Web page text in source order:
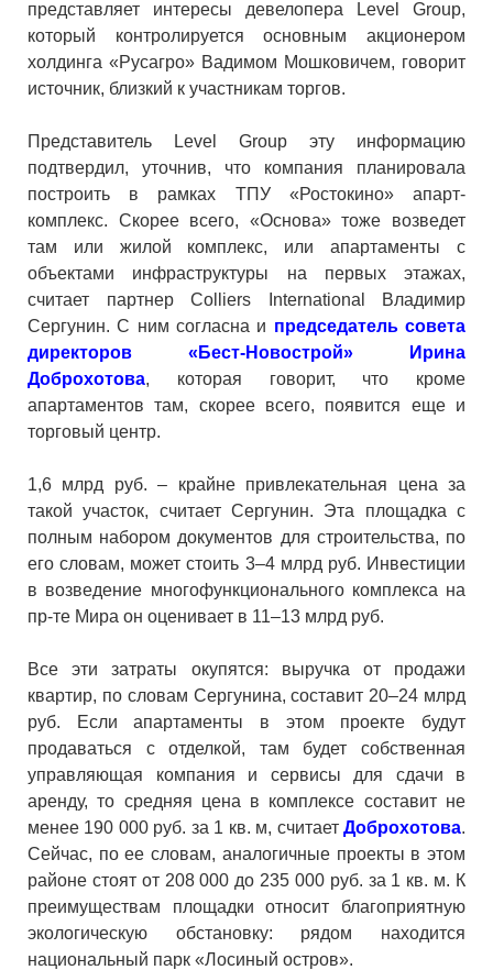
представляет интересы девелопера Level Group,
который контролируется основным акционером
холдинга «Русагро» Вадимом Мошковичем, говорит
источник, близкий к участникам торгов.
Представитель Level Group эту информацию
подтвердил, уточнив, что компания планировала
построить в рамках ТПУ «Ростокино» апарт-
комплекс. Скорее всего, «Основа» тоже возведет
там или жилой комплекс, или апартаменты с
объектами инфраструктуры на первых этажах,
считает партнер Colliers International Владимир
Сергунин. С ним согласна и председатель совета
директоров «Бест-Новострой» Ирина
Доброхотова, которая говорит, что кроме
апартаментов там, скорее всего, появится еще и
торговый центр.
1,6 млрд руб. – крайне привлекательная цена за
такой участок, считает Сергунин. Эта площадка с
полным набором документов для строительства, по
его словам, может стоить 3–4 млрд руб. Инвестиции
в возведение многофункционального комплекса на
пр-те Мира он оценивает в 11–13 млрд руб.
Все эти затраты окупятся: выручка от продажи
квартир, по словам Сергунина, составит 20–24 млрд
руб. Если апартаменты в этом проекте будут
продаваться с отделкой, там будет собственная
управляющая компания и сервисы для сдачи в
аренду, то средняя цена в комплексе составит не
менее 190 000 руб. за 1 кв. м, считает Доброхотова.
Сейчас, по ее словам, аналогичные проекты в этом
районе стоят от 208 000 до 235 000 руб. за 1 кв. м. К
преимуществам площадки относит благоприятную
экологическую обстановку: рядом находится
национальный парк «Лосиный остров».